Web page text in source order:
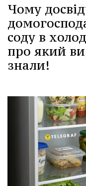
Чому
соду в
про який
знали!